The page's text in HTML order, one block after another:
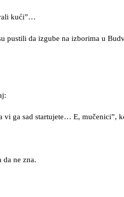
kući”…
pustili da izgube na izborima u
vi ga sad startujete… E, mučenici”,
ne zna.